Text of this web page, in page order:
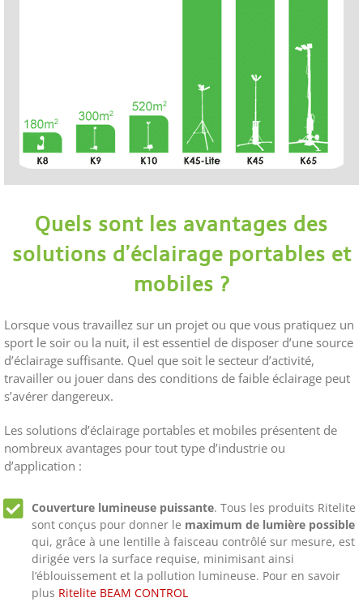
Quels sont les avantages des
solutions d’éclairage portables et
mobiles ?
Lorsque vous travaillez sur un projet ou que vous pratiquez un
sport le soir ou la nuit, il est essentiel de disposer d’une source
d’éclairage suffisante. Quel que soit le secteur d’activité,
travailler ou jouer dans des conditions de faible éclairage peut
s’avérer dangereux.
Les solutions d’éclairage portables et mobiles présentent de
nombreux avantages pour tout type d’industrie ou
d’application :
Couverture lumineuse puissante. Tous les produits Ritelite
sont conçus pour donner le maximum de lumière possible
qui, grâce à une lentille à faisceau contrôlé sur mesure, est
dirigée vers la surface requise, minimisant ainsi
l’éblouissement et la pollution lumineuse. Pour en savoir
plus Ritelite BEAM CONTROL